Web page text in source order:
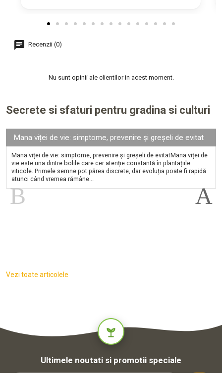
Recenzii (0)
Nu sunt opinii ale clientilor in acest moment.
Secrete si sfaturi pentru gradina si culturi
Mana viței de vie: simptome, prevenire și greșeli de evitat
Mana viței de vie: simptome, prevenire și greșeli de evitatMana viței de
vie este una dintre bolile care cer atenție constantă în plantațiile
viticole. Primele semne pot părea discrete, dar evoluția poate fi rapidă
atunci când vremea rămâne...
Vezi toate articolele
Ultimele noutati si promotii speciale